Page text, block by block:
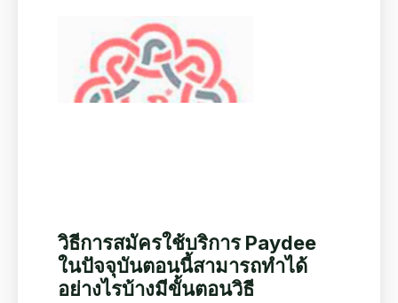
วิธีการสมัครใช้บริการ Paydee
ในปัจจุบันตอนนี้สามารถทำได้
อย่างไรบ้างมีขั้นตอนวิธี